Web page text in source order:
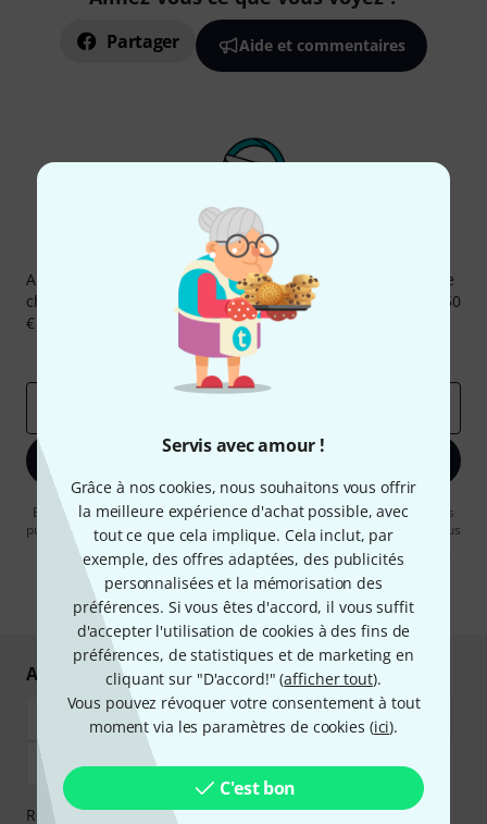
Servis avec amour !
Grâce à nos cookies, nous souhaitons vous offrir
la meilleure expérience d'achat possible, avec
tout ce que cela implique. Cela inclut, par
exemple, des offres adaptées, des publicités
personnalisées et la mémorisation des
préférences. Si vous êtes d'accord, il vous suffit
d'accepter l'utilisation de cookies à des fins de
préférences, de statistiques et de marketing en
cliquant sur "D'accord!" (afficher tout).
Vous pouvez révoquer votre consentement à tout
moment via les paramètres de cookies (ici).
C'est bon
Partager Aide et commentaires
Newsletters Thomann
Abonnez-vous à la newsletter Thomann et, avec un peu de
chance, gagnez l'un des 50 bons d'achat d'une valeur de 50
€ chacun!
Articles inspirants
Deals
En cliquant sur "S'inscrire maintenant", vous acceptez de recevoir des
publicités par e-mail. La désinscription est possible à tout moment. Vous
pouvez trouver plus d'informations à ce sujet dans notrePolitique de
confidentialité.
* Requis
Achetez et payez en toute sécurité
Réglez de manière sûre et sécurisée par Virement